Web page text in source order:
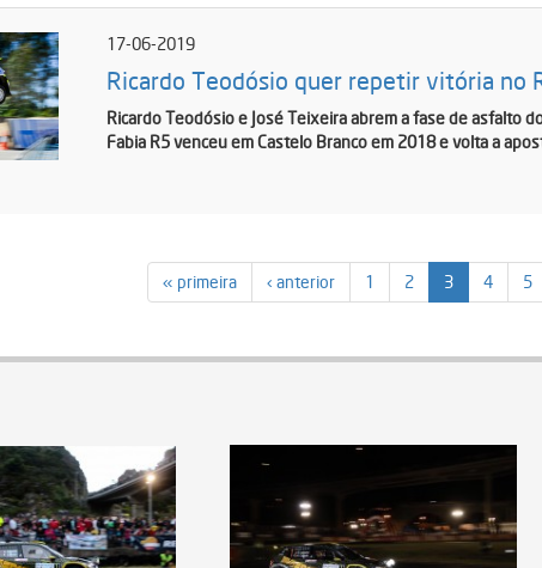
17-06-2019
Ricardo Teodósio quer repetir vitória no
Ricardo Teodósio e José Teixeira abrem a fase de asfalto
Fabia R5 venceu em Castelo Branco em 2018 e volta a
« primeira ‹ anterior 1 2 3 4 5